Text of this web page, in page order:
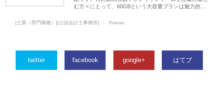
む方々にとって、60GBという大容量プランは魅力的…
[士業（専門職種）][公認会計士事務所] 0views
twitter facebook google+ はてブ